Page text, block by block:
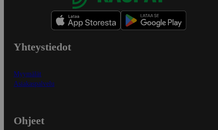
Yhteystiedot
Myymälät
Asiakaspalvelu
Ohjeet